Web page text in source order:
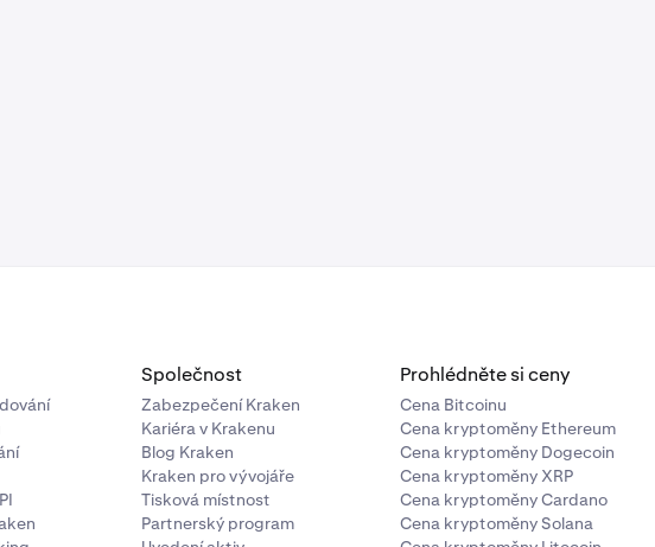
Společnost
Zabezpečení Kraken
Kariéra v Krakenu
Blog Kraken
Kraken pro vývojáře
Tisková místnost
Partnerský program
Prohlédněte si ceny
Cena Bitcoinu
Cena kryptoměny Ethereum
Cena kryptoměny Dogecoin
Cena kryptoměny XRP
Cena kryptoměny Cardano
Cena kryptoměny Solana